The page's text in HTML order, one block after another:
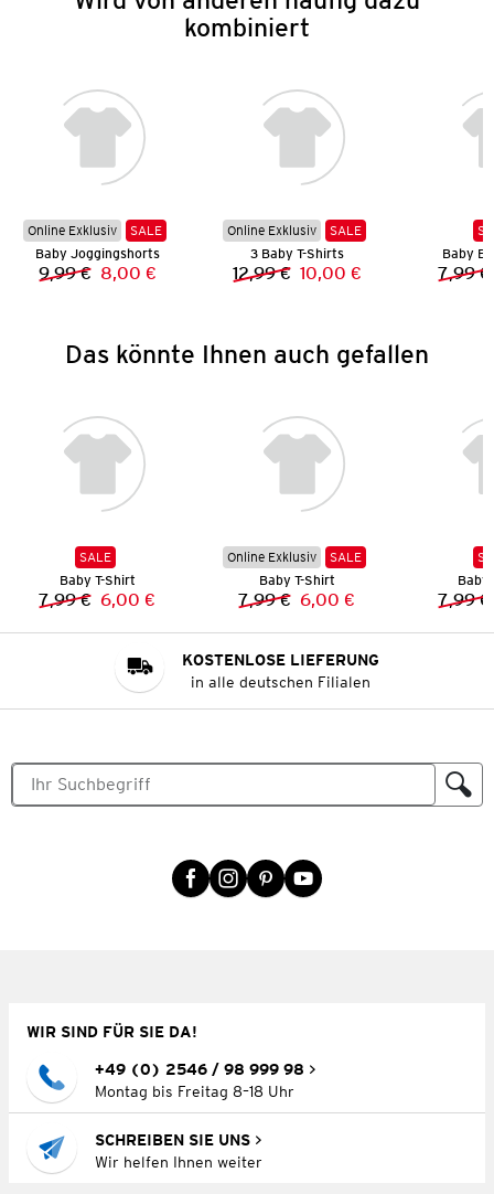
kombiniert
Online Exklusiv
SALE
Baby Joggingshorts
Vorheriger Preis:
9,99 € Neuer Preis:
8,00 €
Online Exklusiv
SALE
3 Baby T-Shirts
Vorheriger Preis:
12,99 € Neuer Preis:
10,00 €
Baby
7,99 €
Das könnte Ihnen auch gefallen
SALE
Baby T-Shirt
Vorheriger Preis:
7,99 € Neuer Preis:
6,00 €
Online Exklusiv
SALE
Baby T-Shirt
Vorheriger Preis:
7,99 € Neuer Preis:
6,00 €
Baby
7,99 €
KOSTENLOSE LIEFERUNG
in alle deutschen Filialen
WIR SIND FÜR SIE DA!
+49 (0) 2546 / 98 999 98
Montag bis Freitag 8–18 Uhr
SCHREIBEN SIE UNS
Wir helfen Ihnen weiter